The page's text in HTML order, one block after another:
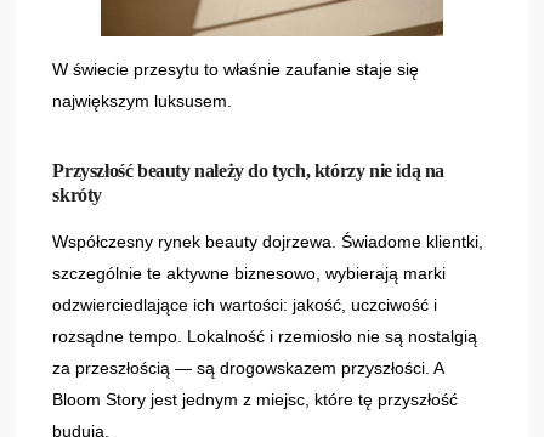
W świecie przesytu to właśnie zaufanie staje się
największym luksusem.
Przyszłość beauty należy do tych, którzy nie idą na
skróty
Współczesny rynek beauty dojrzewa. Świadome klientki,
szczególnie te aktywne biznesowo, wybierają marki
odzwierciedlające ich wartości: jakość, uczciwość i
rozsądne tempo. Lokalność i rzemiosło nie są nostalgią
za przeszłością — są drogowskazem przyszłości. A
Bloom Story jest jednym z miejsc, które tę przyszłość
budują.